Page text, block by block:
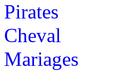
Pirates
Cheval
Mariages